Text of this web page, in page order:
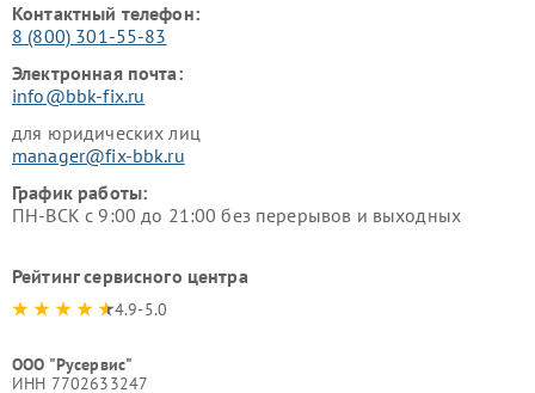
Контактный телефон:
8 (800) 301-55-83
Электронная почта:
info@bbk-fix.ru
для юридических лиц
manager@fix-bbk.ru
График работы:
ПН-ВСК с 9:00 до 21:00 без перерывов и выходных
Рейтинг сервисного центра
4.9-5.0
ООО "Русервис"
ИНН 7702633247